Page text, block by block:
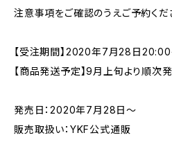
注意事項をご確認のうえご予約くだ
【受注期間】2020年7月28日
【商品発送予定】9月上旬より順次
発売日：2020年7月28日～
販売取扱い：YKF公式通販